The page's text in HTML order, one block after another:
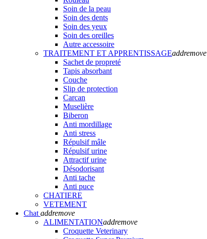
Soin de la peau
Soin des dents
Soin des yeux
Soin des oreilles
Autre accessoire
TRAITEMENT ET APPRENTISSAGEaddremove
Sachet de propreté
Tapis absorbant
Couche
Slip de protection
Carcan
Muselière
Biberon
Anti mordillage
Anti stress
Répulsif mâle
Répulsif urine
Attractif urine
Désodorisant
Anti tache
Anti puce
CHATIERE
VETEMENT
Chat addremove
ALIMENTATIONaddremove
Croquette Veterinary